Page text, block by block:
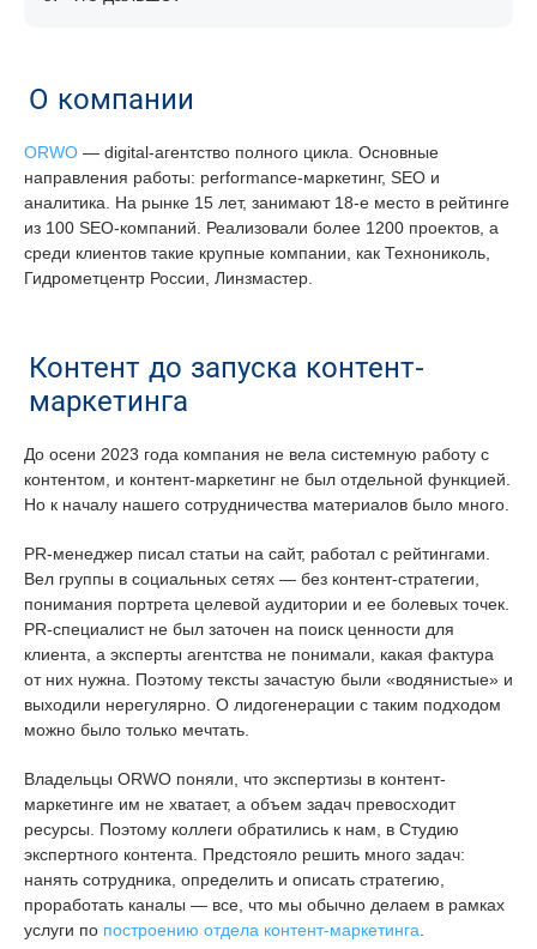
О компании
ORWO — digital-агентство полного цикла. Основные
направления работы: performance-маркетинг, SEO и
аналитика. На рынке 15 лет, занимают 18-е место в рейтинге
из 100 SEO-компаний. Реализовали более 1200 проектов, а
среди клиентов такие крупные компании, как Технониколь,
Гидрометцентр России, Линзмастер.
Контент до запуска контент-
маркетинга
До осени 2023 года компания не вела системную работу с
контентом, и контент-маркетинг не был отдельной функцией.
Но к началу нашего сотрудничества материалов было много.
PR-менеджер писал статьи на сайт, работал с рейтингами.
Вел группы в социальных сетях — без контент-стратегии,
понимания портрета целевой аудитории и ее болевых точек.
PR-специалист не был заточен на поиск ценности для
клиента, а эксперты агентства не понимали, какая фактура
от них нужна. Поэтому тексты зачастую были «водянистые» и
выходили нерегулярно. О лидогенерации с таким подходом
можно было только мечтать.
Владельцы ORWO поняли, что экспертизы в контент-
маркетинге им не хватает, а объем задач превосходит
ресурсы. Поэтому коллеги обратились к нам, в Студию
экспертного контента. Предстояло решить много задач:
нанять сотрудника, определить и описать стратегию,
проработать каналы — все, что мы обычно делаем в рамках
услуги по построению отдела контент-маркетинга